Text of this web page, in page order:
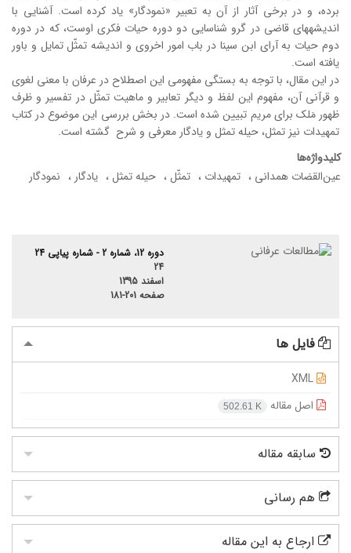
برده، و در برخی آثار از آن به تعبیر «نمودگار» یاد کرده­ است. آشنایی با
اندیشه­های قاضی در گرو شناسایی دو دوره حیات فکری اوست، که در دوره
دوم حیات به آرای ابن سینا در باب امور اخروی و اندیشه تمثّل تمایل و باور
یافته است.
در این مقال، با توجه به بستگی مفهومی این اصطلاح در عرفان با معنی لغوی
و قرآنی آن، مفهوم این لفظ و دیگر تعابیر و ماهیت تمثّل در تفسیر و ظرف
ظهور مَلک برای مریم تبیین شده است. در بخش بررسی این موضوع در کتاب
تمهیدات نیز تمثل، حیله تمثل و یادگار معرفی و شرح گشته است.
کلیدواژه‌ها
عین‌القضات همدانی
تمهیدات تمثّل حیله تمثل یادگار نمودگار
دوره 12، شماره 2 - شماره پیاپی 24
24
اسفند 1395
صفحه 181-201
فایل ها
اصل مقاله
502.61 K
سابقه مقاله
هم رسانی
ارجاع به این مقاله